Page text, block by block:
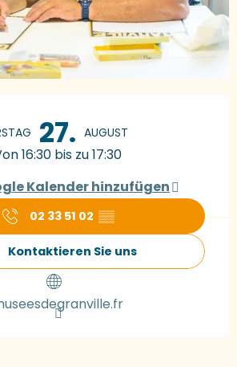
27. AUGUST
16:30 bis zu 17:30
Kalender hinzufügen
02 33 51 02 ▒▒
Kontaktieren Sie uns